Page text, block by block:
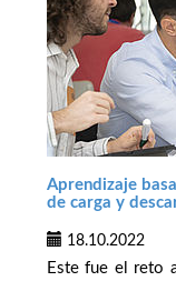
Aprendizaje
de carga y
18.10.2022
Este fue el reto